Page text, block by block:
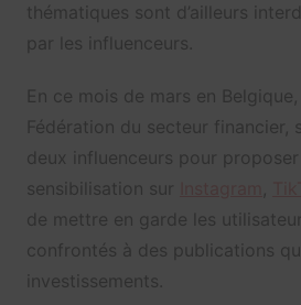
thématiques sont d’ailleurs
par les influenceurs.
En ce mois de mars en
Fédération du secteur financier,
deux influenceurs pour
sensibilisation sur
,
de mettre en garde les
confrontés à des publications
investissements.